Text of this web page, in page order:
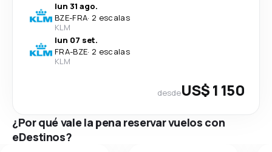
lun 31 ago.
BZE-FRA· 2 escalas
KLM
lun 07 set.
FRA-BZE· 2 escalas
KLM
desdeUS$ 1 150
¿Por qué vale la pena reservar vuelos con
eDestinos?